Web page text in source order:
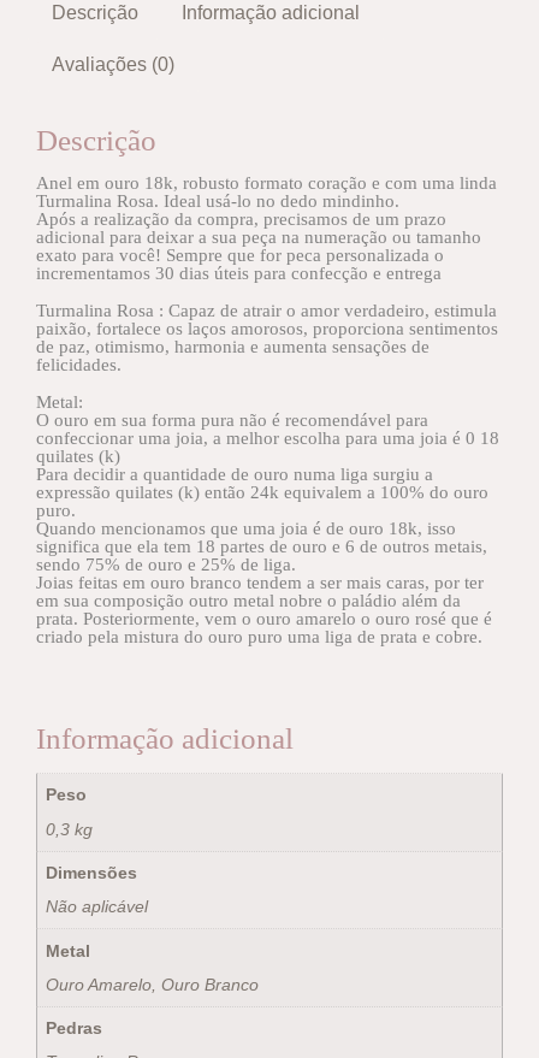
Descrição Informação adicional
Avaliações (0)
Descrição
Anel em ouro 18k, robusto formato coração e com uma linda
Turmalina Rosa. Ideal usá-lo no dedo mindinho.
Após a realização da compra, precisamos de um prazo
adicional para deixar a sua peça na numeração ou tamanho
exato para você! Sempre que for peca personalizada o
incrementamos 30 dias úteis para confecção e entrega
Turmalina Rosa : Capaz de atrair o amor verdadeiro, estimula
paixão, fortalece os laços amorosos, proporciona sentimentos
de paz, otimismo, harmonia e aumenta sensações de
felicidades.
Metal:
O ouro em sua forma pura não é recomendável para
confeccionar uma joia, a melhor escolha para uma joia é 0 18
quilates (k)
Para decidir a quantidade de ouro numa liga surgiu a
expressão quilates (k) então 24k equivalem a 100% do ouro
puro.
Quando mencionamos que uma joia é de ouro 18k, isso
significa que ela tem 18 partes de ouro e 6 de outros metais,
sendo 75% de ouro e 25% de liga.
Joias feitas em ouro branco tendem a ser mais caras, por ter
em sua composição outro metal nobre o paládio além da
prata. Posteriormente, vem o ouro amarelo o ouro rosé que é
criado pela mistura do ouro puro uma liga de prata e cobre.
Informação adicional
Peso
0,3 kg
Dimensões
Não aplicável
Metal
Ouro Amarelo, Ouro Branco
Pedras